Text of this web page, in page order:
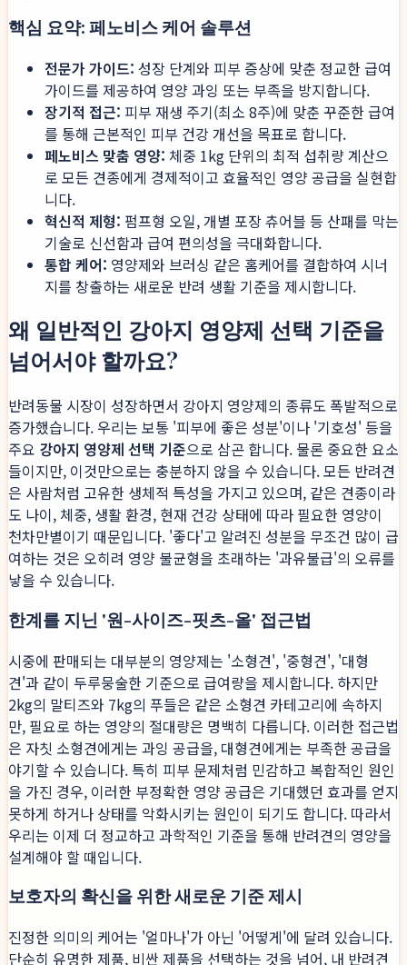
핵심 요약: 페노비스 케어 솔루션
전문가 가이드: 성장 단계와 피부 증상에 맞춘 정교한 급여
가이드를 제공하여 영양 과잉 또는 부족을 방지합니다.
장기적 접근: 피부 재생 주기(최소 8주)에 맞춘 꾸준한 급여
를 통해 근본적인 피부 건강 개선을 목표로 합니다.
페노비스 맞춤 영양: 체중 1kg 단위의 최적 섭취량 계산으
로 모든 견종에게 경제적이고 효율적인 영양 공급을 실현합
니다.
혁신적 제형: 펌프형 오일, 개별 포장 츄어블 등 산패를 막는
기술로 신선함과 급여 편의성을 극대화합니다.
통합 케어: 영양제와 브러싱 같은 홈케어를 결합하여 시너
지를 창출하는 새로운 반려 생활 기준을 제시합니다.
왜 일반적인 강아지 영양제 선택 기준을
넘어서야 할까요?
반려동물 시장이 성장하면서 강아지 영양제의 종류도 폭발적으로
증가했습니다. 우리는 보통 '피부에 좋은 성분'이나 '기호성' 등을
주요 강아지 영양제 선택 기준으로 삼곤 합니다. 물론 중요한 요소
들이지만, 이것만으로는 충분하지 않을 수 있습니다. 모든 반려견
은 사람처럼 고유한 생체적 특성을 가지고 있으며, 같은 견종이라
도 나이, 체중, 생활 환경, 현재 건강 상태에 따라 필요한 영양이
천차만별이기 때문입니다. '좋다'고 알려진 성분을 무조건 많이 급
여하는 것은 오히려 영양 불균형을 초래하는 '과유불급'의 오류를
낳을 수 있습니다.
한계를 지닌 '원-사이즈-핏츠-올' 접근법
시중에 판매되는 대부분의 영양제는 '소형견', '중형견', '대형
견'과 같이 두루뭉술한 기준으로 급여량을 제시합니다. 하지만
2kg의 말티즈와 7kg의 푸들은 같은 소형견 카테고리에 속하지
만, 필요로 하는 영양의 절대량은 명백히 다릅니다. 이러한 접근법
은 자칫 소형견에게는 과잉 공급을, 대형견에게는 부족한 공급을
야기할 수 있습니다. 특히 피부 문제처럼 민감하고 복합적인 원인
을 가진 경우, 이러한 부정확한 영양 공급은 기대했던 효과를 얻지
못하게 하거나 상태를 악화시키는 원인이 되기도 합니다. 따라서
우리는 이제 더 정교하고 과학적인 기준을 통해 반려견의 영양을
설계해야 할 때입니다.
보호자의 확신을 위한 새로운 기준 제시
진정한 의미의 케어는 '얼마나'가 아닌 '어떻게'에 달려 있습니다.
단순히 유명한 제품, 비싼 제품을 선택하는 것을 넘어, 내 반려견